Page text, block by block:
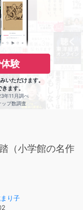
験
ただけます。
ます。
年11月調べ
ップ数調査
（小学館の名作
り子